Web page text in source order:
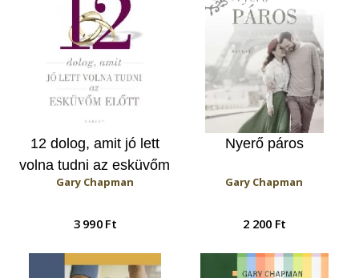
12 dolog, amit jó lett
volna tudni az esküvőm
előtt
Gary Chapman
3 990 Ft
Nyerő páros
Gary Chapman
2 200 Ft